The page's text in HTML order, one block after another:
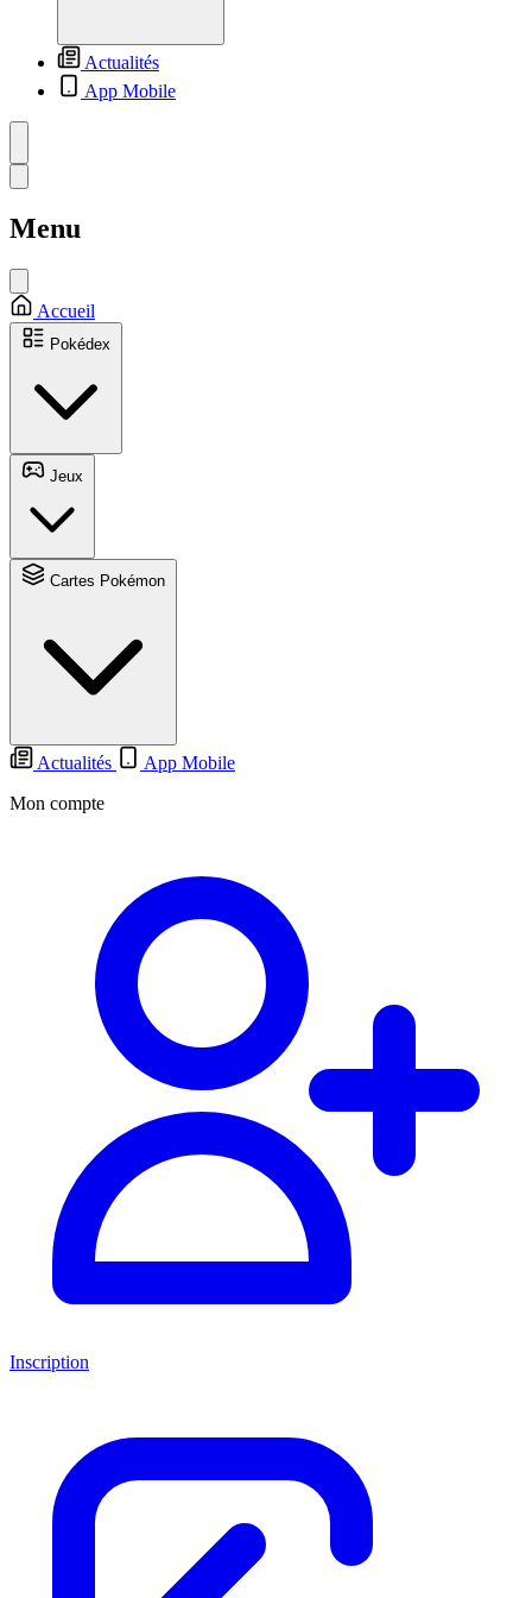
Actualités
App Mobile
Menu
Accueil
Actualités
App Mobile
Mon compte
Inscription